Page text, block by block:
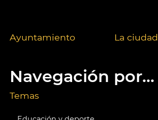
Ayuntamiento La ciudad
Navegación por...
Temas